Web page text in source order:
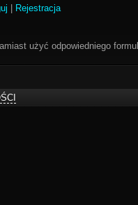
Rejestracja
użyć odpowiedniego